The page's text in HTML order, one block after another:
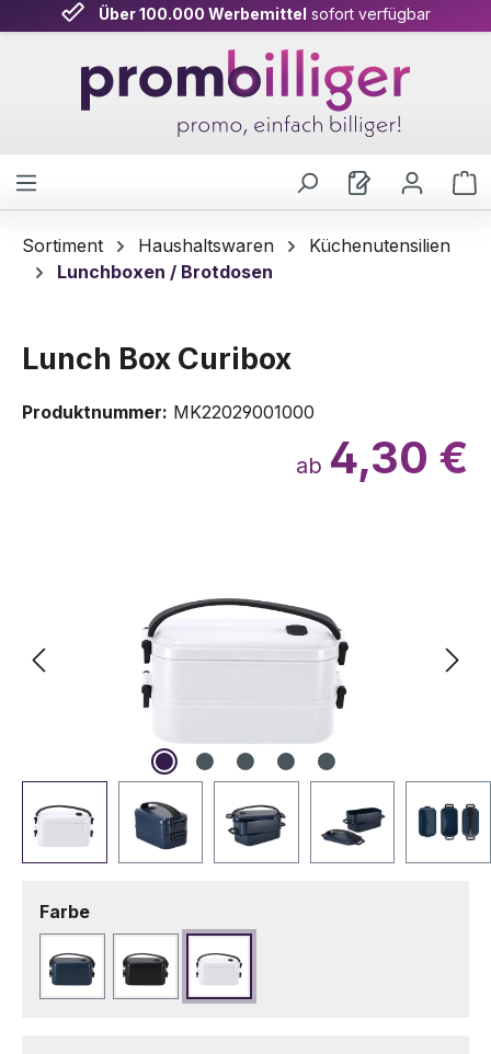
Zum Hauptinhalt springen
Über 100.000 Werbemittel sofort verfügbar
Sortiment Haushaltswaren
Küchenutensilien
Lunchboxen / Brotdosen
Lunch Box Curibox
Produktnummer: MK22029001000
ab 4,30 €
Farbeauswählen
MarineblauSchwarz Weiß